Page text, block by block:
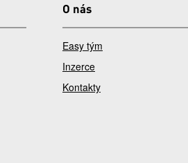
O nás
Easy tým
Inzerce
Kontakty